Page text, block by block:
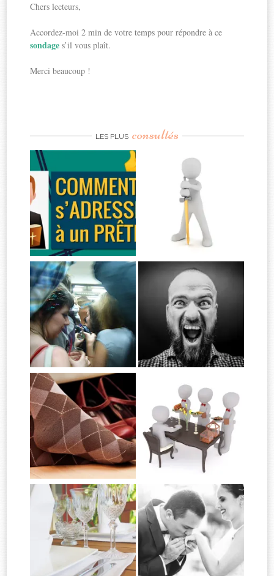
Chers lecteurs,
Accordez-moi 2 min de votre temps pour répondre à ce
sondages’il vous plaît.
Merci beaucoup !
LES PLUS consultés